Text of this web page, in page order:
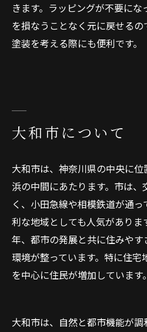
きます。ラッピングが不要に
を損なうことなく元に戻せる
塗装を考える際にも便利です。
大和市について
大和市は、神奈川県の中央に
浜の中間にあたります。市は
く、小田急線や相模鉄道が通
利な地域としても人気がありま
年、都市の発展と共に住みや
環境が整っています。特に住宅
を中心に住民が増加しています。
大和市は、自然と都市機能が